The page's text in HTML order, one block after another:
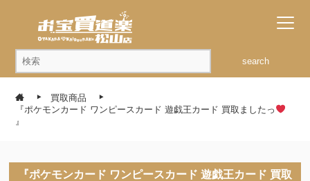
search
買取商品
『ポケモンカード ワンピースカード 遊戯王カード 買取ましたっ
』
『ポケモンカード ワンピースカード 遊戯王カード 買取